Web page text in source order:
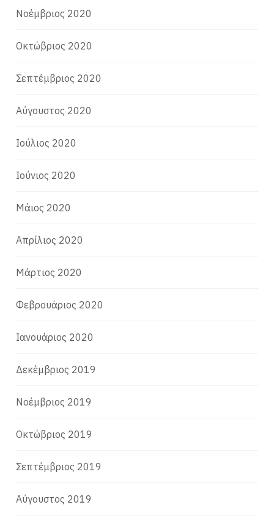
Νοέμβριος 2020
Οκτώβριος 2020
Σεπτέμβριος 2020
Αύγουστος 2020
Ιούλιος 2020
Ιούνιος 2020
Μάιος 2020
Απρίλιος 2020
Μάρτιος 2020
Φεβρουάριος 2020
Ιανουάριος 2020
Δεκέμβριος 2019
Νοέμβριος 2019
Οκτώβριος 2019
Σεπτέμβριος 2019
Αύγουστος 2019